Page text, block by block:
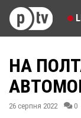
НА
26 серпня 2022 0